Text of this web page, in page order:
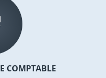
COMPTABLE